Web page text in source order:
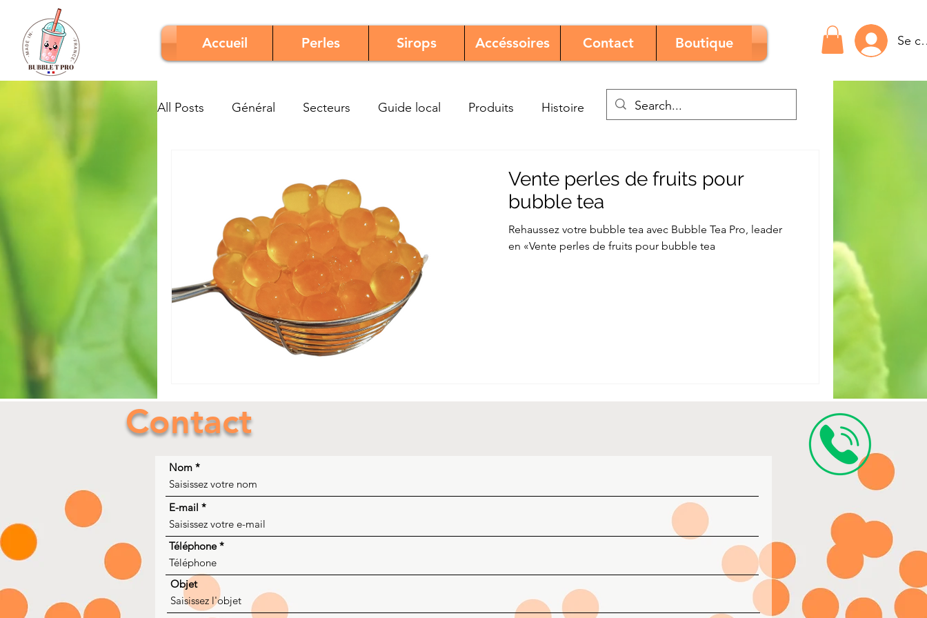
Accueil Perles Sirops Accéssoires Contact Boutique Se
All Posts Général Secteurs Guide local Produits Histoire
Vente perles de fruits pour
bubble tea
Rehaussez votre bubble tea avec Bubble Tea Pro, leader
en «Vente perles de fruits pour bubble tea
Contact
Nom
E-mail
Téléphone
Objet